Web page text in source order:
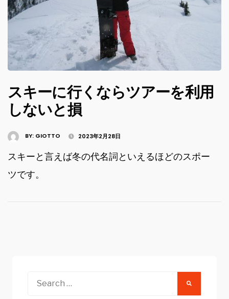
スキーに行くならツアーを利用
しないと損
BY: GIOTTO 2023年2月28日
スキーと言えば冬の代名詞といえるほどのスポー
ツです。
Search